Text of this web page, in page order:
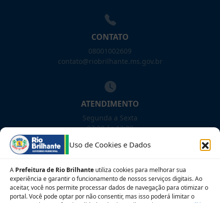
Uso de Cookies e Dados
A Prefeitura de Rio Brilhante utiliza cookies para melhorar sua
experiência e garantir o funcionamento de nossos serviços digitais. Ao
aceitar, você nos permite processar dados de navegação para otimizar o
portal. Você pode optar por não consentir, mas isso poderá limitar o
CONTATO
08001002609
contato@riobrilhante.ms.gov.br
ATENDIMENTO
Segunda a Sexta
07:00 às 13:00
NOSSAS REDES!